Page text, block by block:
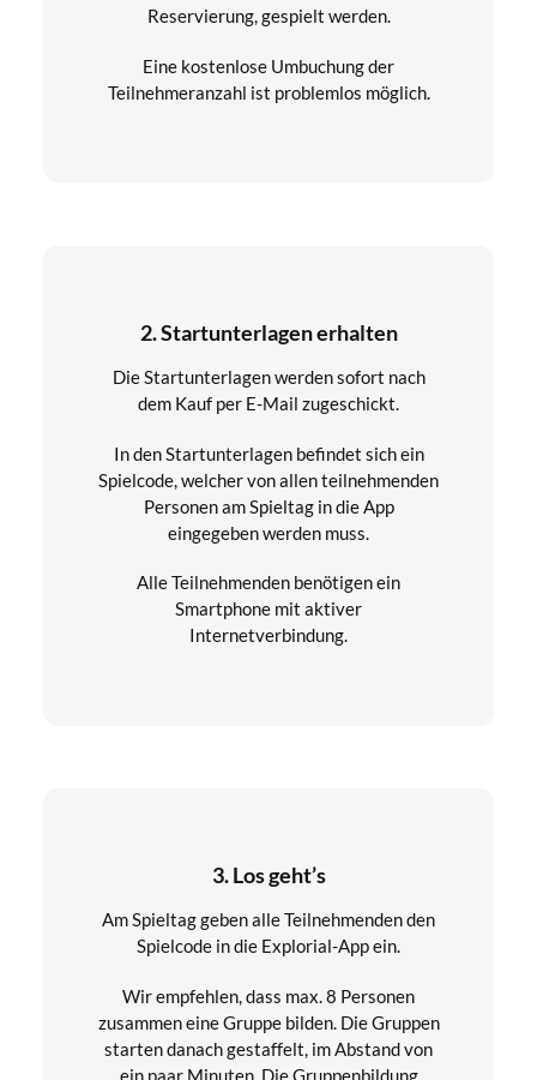
Reservierung, gespielt werden.
Eine kostenlose Umbuchung der
Teilnehmeranzahl ist problemlos möglich.
2. Startunterlagen erhalten
Die Startunterlagen werden sofort nach
dem Kauf per E-Mail zugeschickt.
In den Startunterlagen befindet sich ein
Spielcode, welcher von allen teilnehmenden
Personen am Spieltag in die App
eingegeben werden muss.
Alle Teilnehmenden benötigen ein
Smartphone mit aktiver
Internetverbindung.
3. Los geht’s
Am Spieltag geben alle Teilnehmenden den
Spielcode in die Explorial-App ein.
Wir empfehlen, dass max. 8 Personen
zusammen eine Gruppe bilden. Die Gruppen
starten danach gestaffelt, im Abstand von
ein paar Minuten. Die Gruppenbildung